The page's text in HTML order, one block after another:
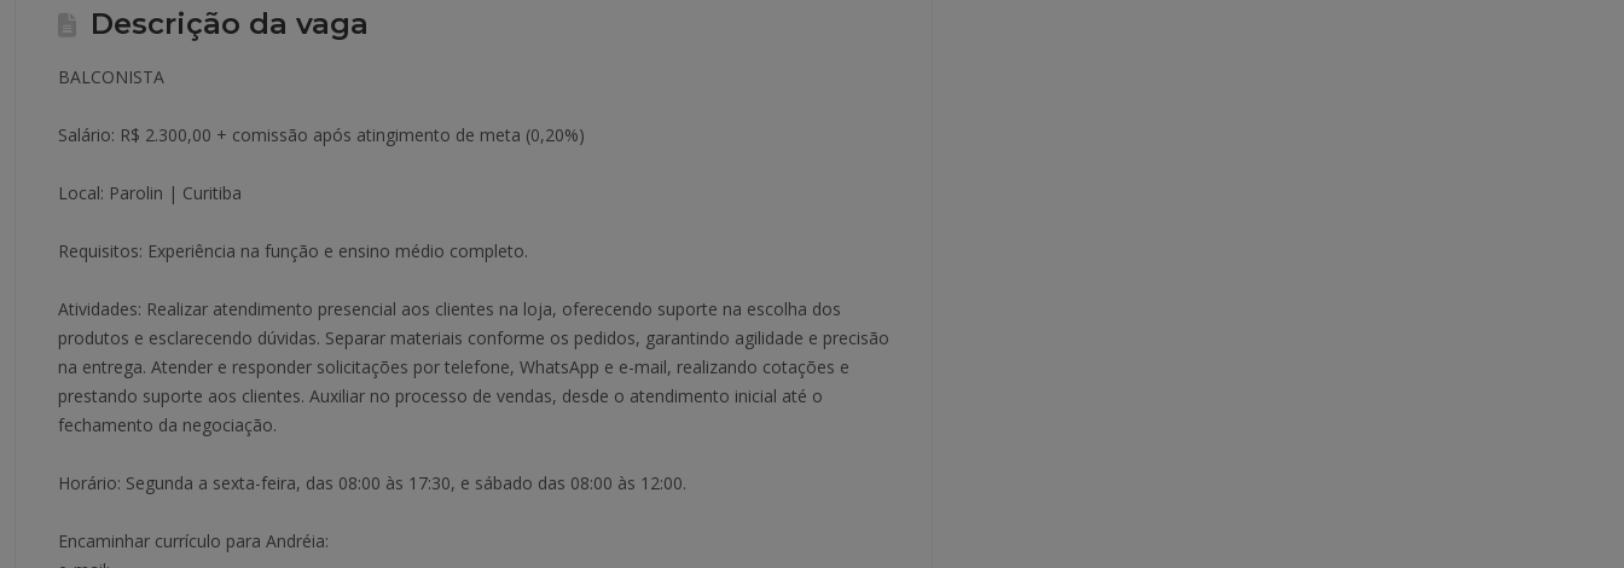
Descrição da vaga
BALCONISTA
Salário: R$ 2.300,00 + comissão após atingimento de meta (0,20%)
Local: Parolin | Curitiba
Requisitos: Experiência na função e ensino médio completo.
Atividades: Realizar atendimento presencial aos clientes na loja, oferecendo suporte na escolha dos
produtos e esclarecendo dúvidas. Separar materiais conforme os pedidos, garantindo agilidade e precisão
na entrega. Atender e responder solicitações por telefone, WhatsApp e e-mail, realizando cotações e
prestando suporte aos clientes. Auxiliar no processo de vendas, desde o atendimento inicial até o
fechamento da negociação.
Horário: Segunda a sexta-feira, das 08:00 às 17:30, e sábado das 08:00 às 12:00.
Encaminhar currículo para Andréia: